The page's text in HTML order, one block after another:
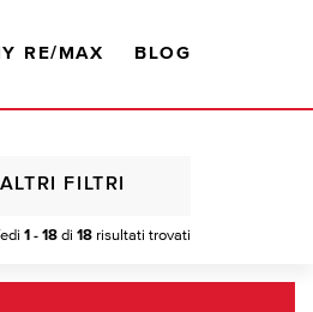
RE/MAX BLOG
1 - 18 di 18 risultati trovati
ALTRI FILTRI